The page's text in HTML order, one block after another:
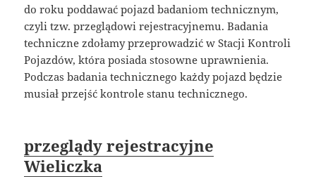
do roku poddawać pojazd badaniom technicznym,
czyli tzw. przeglądowi rejestracyjnemu. Badania
techniczne zdołamy przeprowadzić w Stacji Kontroli
Pojazdów, która posiada stosowne uprawnienia.
Podczas badania technicznego każdy pojazd będzie
musiał przejść kontrole stanu technicznego.
przeglądy rejestracyjne
Wieliczka